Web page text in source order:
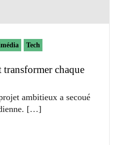
Tech
chaque
ambitieux a secoué